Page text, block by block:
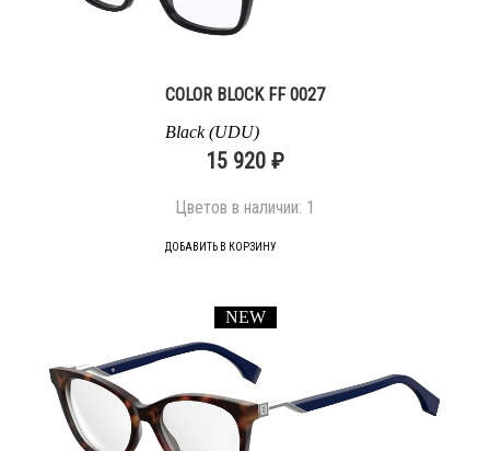
COLOR BLOCK FF 0027
Black (UDU)
15 920 ₽
Цветов в наличии: 1
ДОБАВИТЬ В КОРЗИНУ
NEW